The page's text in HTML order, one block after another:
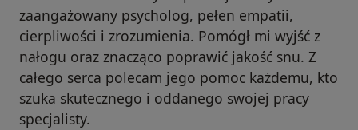
zaangażowany psycholog, pełen empatii,
cierpliwości i zrozumienia. Pomógł mi wyjść z
nałogu oraz znacząco poprawić jakość snu. Z
całego serca polecam jego pomoc każdemu, kto
szuka skutecznego i oddanego swojej pracy
specjalisty.